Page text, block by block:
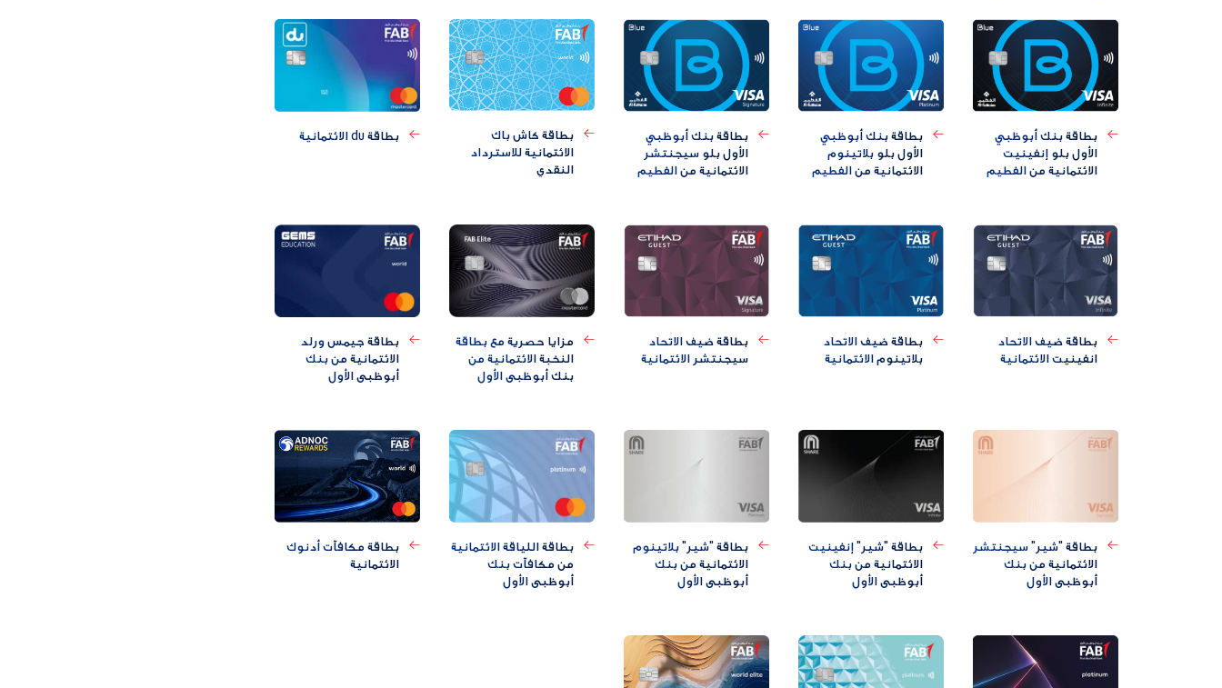
بطاقة بنك أبوظبي
الأول بلو إنفينيت
الائتمانية من الفطيم
بطاقة بنك أبوظبي
الأول بلو بلاتينوم
الائتمانية من الفطيم
بطاقة بنك أبوظبي
الأول بلو سيجنتشر
الائتمانية من الفطيم
بطاقة كاش باك
الائتمانية للاسترداد
النقدي
بطاقة du الائتمانية
بطاقة ضيف الاتحاد
انفينيت الائتمانية
بطاقة ضيف الاتحاد
بلاتينوم الائتمانية
بطاقة ضيف الاتحاد
سيجنتشر الائتمانية
مزايا حصرية مع بطاقة
النخبة الائتمانية من
بنك أبوظبي الأول
بطاقة جيمس ورلد
الائتمانية من بنك
أبوظبي الأول
بطاقة "شير" سيجنتشر
الائتمانية من بنك
أبوظبي الأول
بطاقة "شير" إنفينيت
الائتمانية من بنك
أبوظبي الأول
بطاقة "شير" بلاتينوم
الائتمانية من بنك
أبوظبي الأول
بطاقة اللياقة الائتمانية
من مكافآت بنك
أبوظبي الأول
بطاقة مكافآت أدنوك
الائتمانية